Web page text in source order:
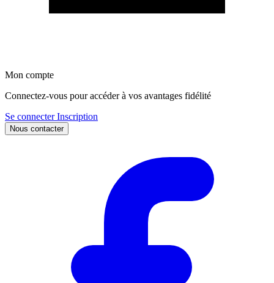
Mon compte
Connectez-vous pour accéder à vos avantages fidélité
Se connecterInscription
Nous contacter